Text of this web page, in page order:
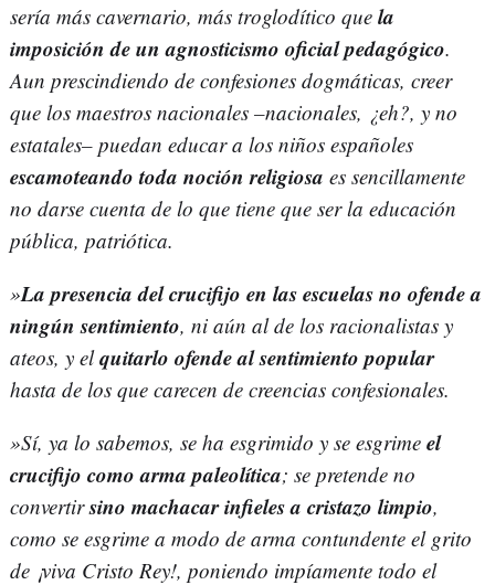
sería más cavernario, más troglodítico que la
imposición de un agnosticismo oficial pedagógico.
Aun prescindiendo de confesiones dogmáticas, creer
que los maestros nacionales –nacionales, ¿eh?, y no
estatales– puedan educar a los niños españoles
escamoteando toda noción religiosa es sencillamente
no darse cuenta de lo que tiene que ser la educación
pública, patriótica.
»La presencia del crucifijo en las escuelas no ofende a
ningún sentimiento, ni aún al de los racionalistas y
ateos, y elquitarlo ofende al sentimiento popular
hasta de los que carecen de creencias confesionales.
»Sí, ya lo sabemos, se ha esgrimido y se esgrime el
crucifijo como arma paleolítica; se pretende no
convertirsino machacar infieles a cristazo limpio,
como se esgrime a modo de arma contundente el grito
de ¡viva Cristo Rey!, poniendo impíamente todo el